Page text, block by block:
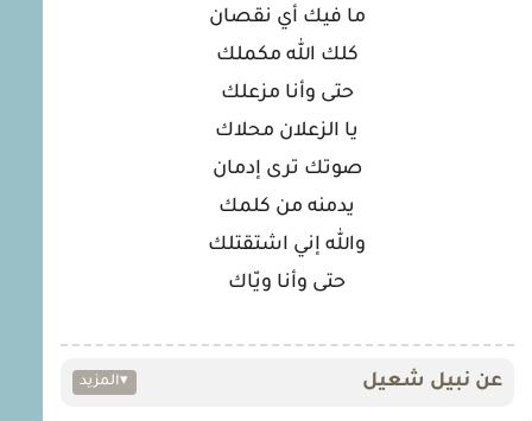
ما فيك أي نقصان
كلك الله مكملك
حتى وأنا مزعلك
يا الزعلان محلاك
صوتك ترى إدمان
يدمنه من كلمك
والله إني اشتقتلك
حتى وأنا ويّاك
عن نبيل شعيل ▾المزيد